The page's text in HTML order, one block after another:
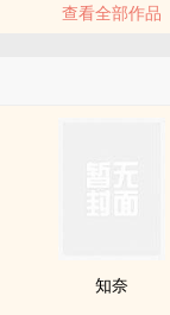
查看全部作品
知奈